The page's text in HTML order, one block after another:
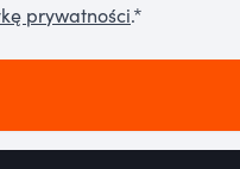
prywatności.*